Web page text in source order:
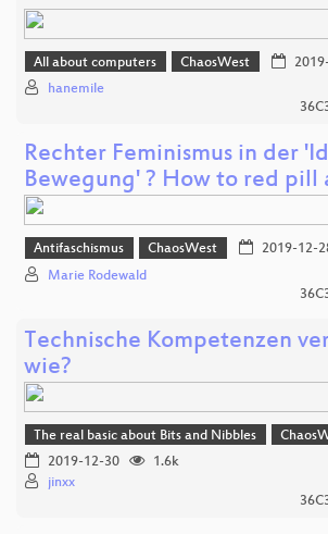
All about computers ChaosWest
hanemile
Rechter Feminismus in der
Bewegung' ? How to red pill
Antifaschismus ChaosWest 2019-12-
Marie Rodewald
Technische Kompetenzen
wie?
The real basic about Bits and Nibbles
2019-12-30
1.6k
jinxx